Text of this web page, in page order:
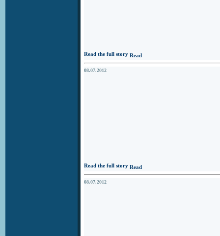
Read the full story
08.07.2012
Read the full story
08.07.2012